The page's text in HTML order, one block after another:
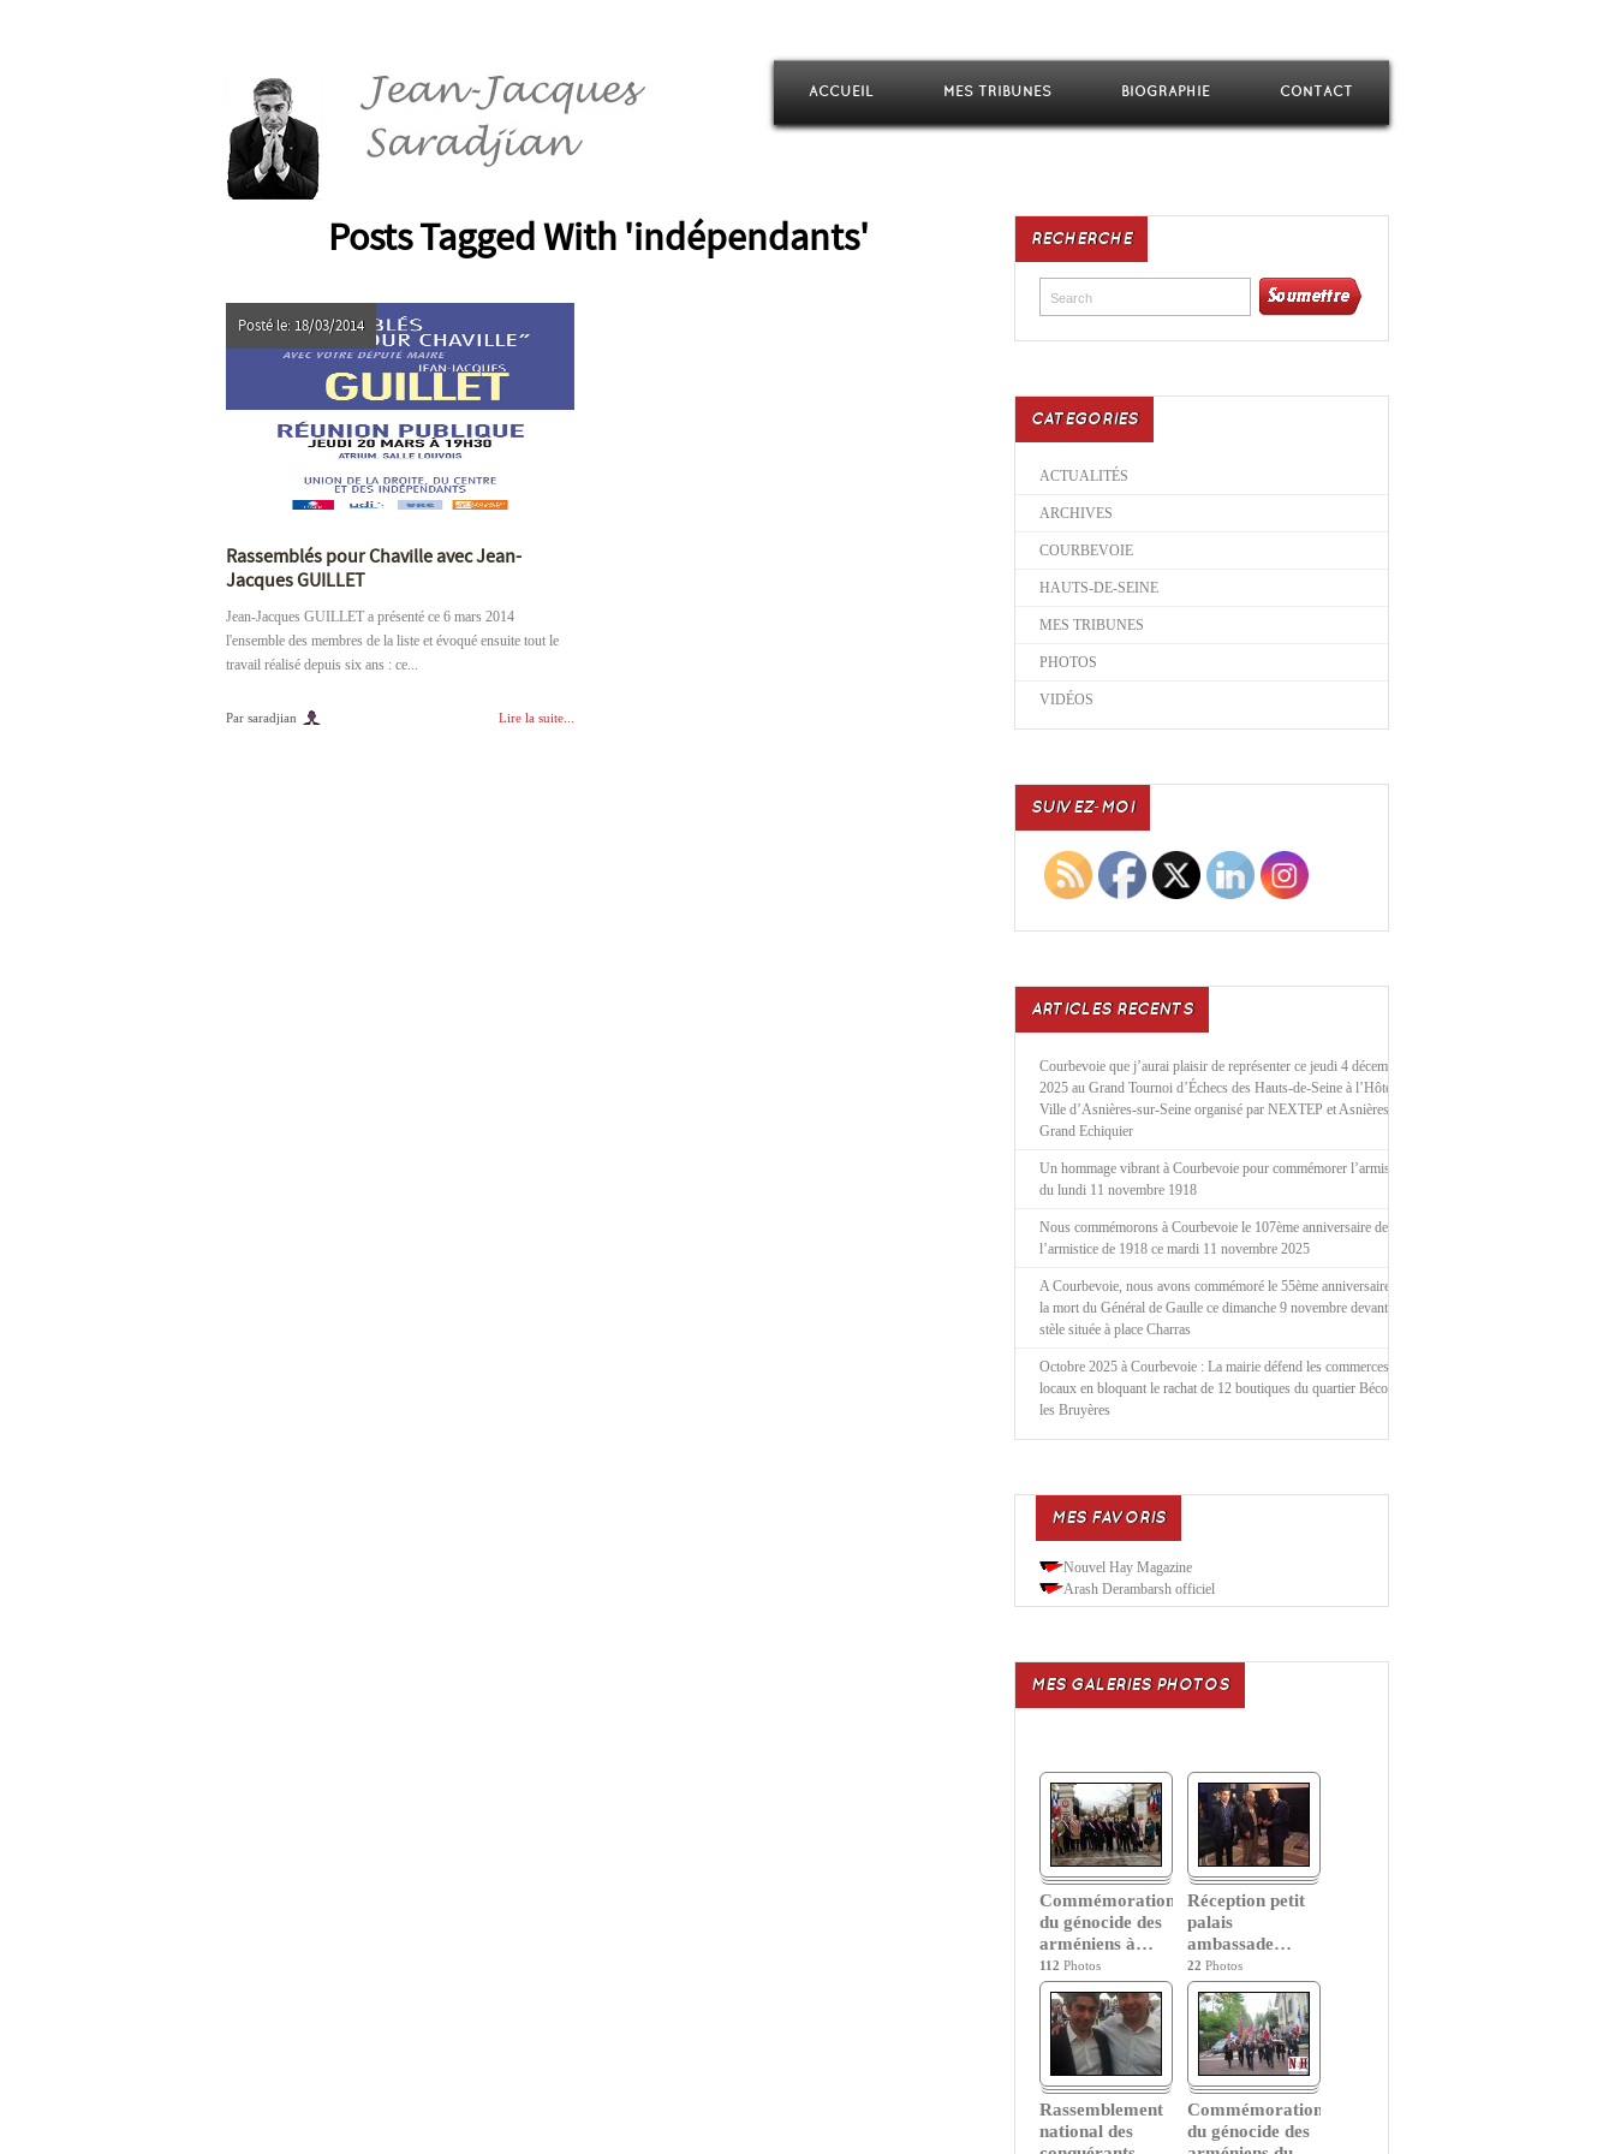
ACCUEIL MES TRIBUNES BIOGRAPHIE CONTACT
Posts Tagged With 'indépendants'
Posté le: 18/03/2014
Rassemblés pour Chaville avec Jean-
Jacques GUILLET
Jean-Jacques GUILLET a présenté ce 6 mars 2014
l'ensemble des membres de la liste et évoqué ensuite tout le
travail réalisé depuis six ans : ce...
Par saradjian Lire la suite...
RECHERCHE
CATEGORIES
ACTUALITÉS
ARCHIVES
COURBEVOIE
HAUTS-DE-SEINE
MES TRIBUNES
PHOTOS
VIDÉOS
SUIVEZ-MOI
ARTICLES RECENTS
Courbevoie que j’aurai plaisir de représenter ce jeudi 4 décembre
2025 au Grand Tournoi d’Échecs des Hauts-de-Seine à l’Hôtel de
Ville d’Asnières-sur-Seine organisé par NEXTEP et Asnières le
Grand Echiquier
Un hommage vibrant à Courbevoie pour commémorer l’armistice
du lundi 11 novembre 1918
Nous commémorons à Courbevoie le 107ème anniversaire de
l’armistice de 1918 ce mardi 11 novembre 2025
A Courbevoie, nous avons commémoré le 55ème anniversaire de
la mort du Général de Gaulle ce dimanche 9 novembre devant la
stèle située à place Charras
Octobre 2025 à Courbevoie : La mairie défend les commerces
locaux en bloquant le rachat de 12 boutiques du quartier Bécon
les Bruyères
MES FAVORIS
Nouvel Hay Magazine
Arash Derambarsh officiel
MES GALERIES PHOTOS
Commémoration
du génocide des
arméniens à…
112 Photos
Réception petit
palais
ambassade…
22 Photos
Rassemblement
national des
Commémoration
du génocide des